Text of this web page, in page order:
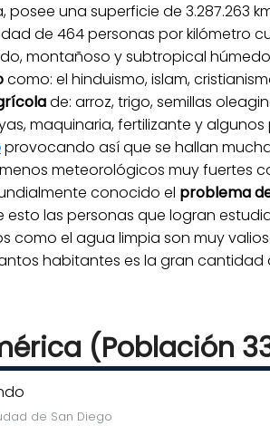
una superficie de 3.287.263
de 464 personas por kilómetro
montañoso y subtropical
como: el hinduismo, islam,
de: arroz, trigo, semillas
maquinaria, fertilizante y
provocando así que se hallan
meteorológicos muy fuertes
conocido el problema
las personas que logran
como el agua limpia son muy
habitantes es la gran
(Población
de San Diego